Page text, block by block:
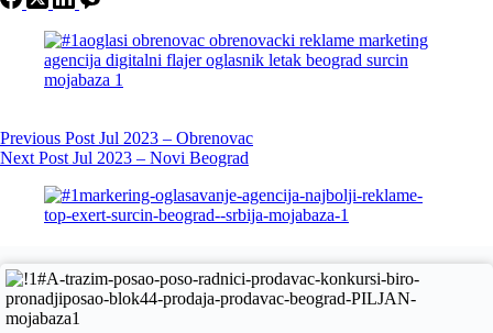
Previous Post Jul 2023 – Obrenovac
Next Post Jul 2023 – Novi Beograd